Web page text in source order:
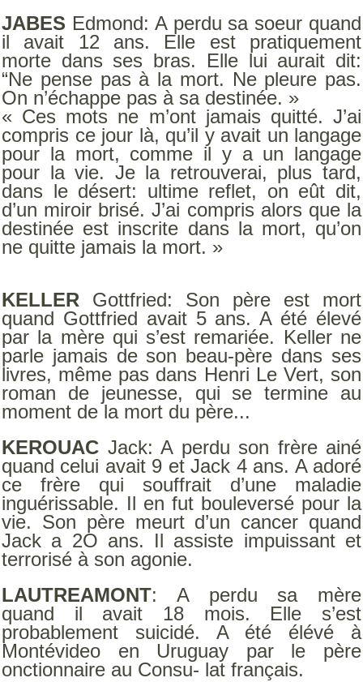
JABES Edmond: A perdu sa soeur quand
il avait 12 ans. Elle est pratiquement
morte dans ses bras. Elle lui aurait dit:
“Ne pense pas à la mort. Ne pleure pas.
On n’échappe pas à sa destinée. »
« Ces mots ne m’ont jamais quitté. J’ai
compris ce jour là, qu’il y avait un langage
pour la mort, comme il y a un langage
pour la vie. Je la retrouverai, plus tard,
dans le désert: ultime reflet, on eût dit,
d’un miroir brisé. J’ai compris alors que la
destinée est inscrite dans la mort, qu’on
ne quitte jamais la mort. »
KELLER Gottfried: Son père est mort
quand Gottfried avait 5 ans. A été élevé
par la mère qui s’est remariée. Keller ne
parle jamais de son beau-père dans ses
livres, même pas dans Henri Le Vert, son
roman de jeunesse, qui se termine au
moment de la mort du père...
KEROUAC Jack: A perdu son frère ainé
quand celui avait 9 et Jack 4 ans. A adoré
ce frère qui souffrait d’une maladie
inguérissable. Il en fut bouleversé pour la
vie. Son père meurt d’un cancer quand
Jack a 2O ans. Il assiste impuissant et
terrorisé à son agonie.
LAUTREAMONT: A perdu sa mère
quand il avait 18 mois. Elle s’est
probablement suicidé. A été élévé à
Montévideo en Uruguay par le père
onctionnaire au Consu- lat français.